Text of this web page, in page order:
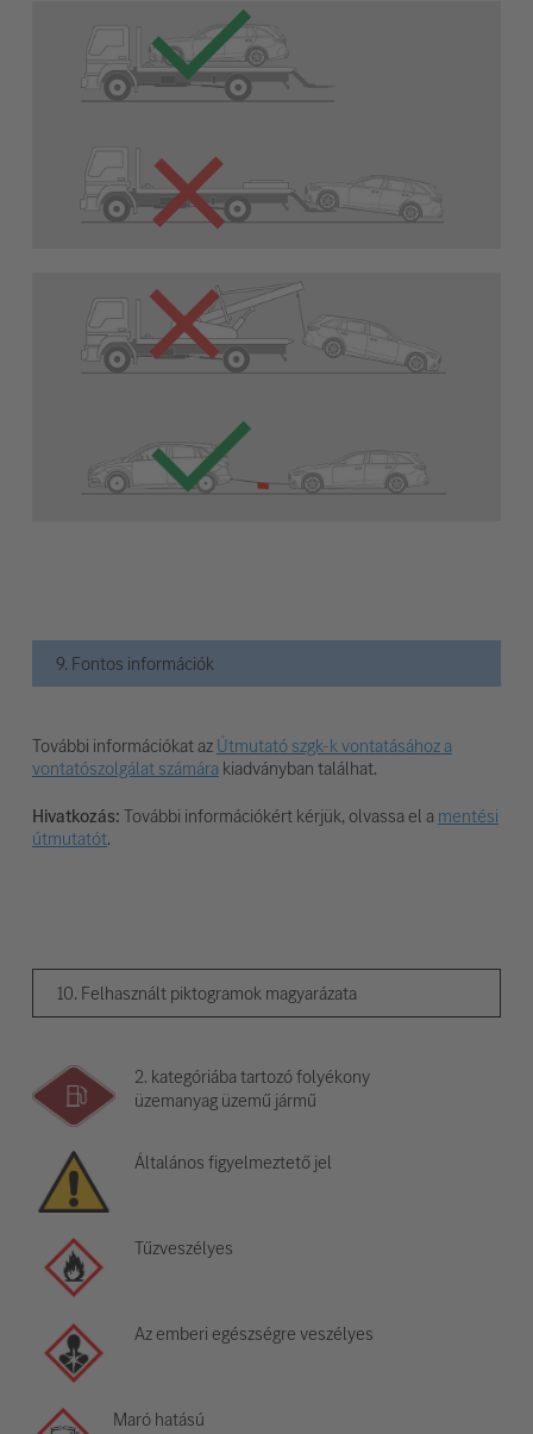
9. Fontos információk
További információkat azÚtmutató szgk-k vontatásához a
vontatószolgálat számárakiadványban találhat.
Hivatkozás:További információkért kérjük, olvassa el amentési
útmutatót.
10. Felhasznált piktogramok magyarázata
2. kategóriába tartozó folyékony
üzemanyag üzemű jármű
Általános figyelmeztető jel
Tűzveszélyes
Az emberi egészségre veszélyes
Maró hatású